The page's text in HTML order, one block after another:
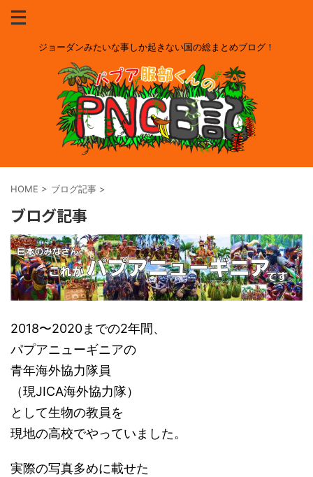
ジョーダンみたいな事しか起きない国の総まとめブログ！
HOME > ブログ記事 >
ブログ記事
2018〜2020までの2年間、
パプアニューギニアの
青年海外協力隊員
（現JICA海外協力隊）
として生物の教員を
現地の高校でやっていました。
実際の写真多めに載せた